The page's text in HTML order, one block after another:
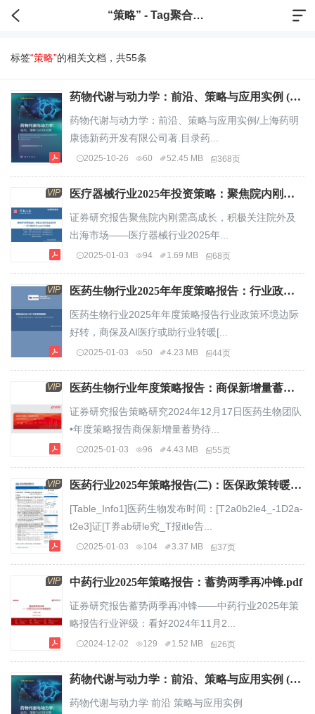
“策略” - Tag聚合标签
标签“策略”的相关文档，共55条
药物代谢与动力学：前沿、策略与应用实例 (上海药明康德新药开发有限公司) (Z-Library).pdf
药物代谢与动力学：前沿、策略与应用实例/上海药明
康德新药开发有限公司著.目录药...
2025-10-26 60 52.45 MB 368页
VIP 医疗器械行业2025年投资策略：聚焦院内刚需高成长，积极关注院外及出海市场.pdf
证券研究报告聚焦院内刚需高成长，积极关注院外及
出海市场——医疗器械行业2025年...
2025-01-03 94 1.69 MB 68页
VIP 医药生物行业2025年年度策略报告：行业政策环境边际好转，商保及AI医疗或助行业转暖.pdf
医药生物行业2025年年度策略报告行业政策环境边际
好转，商保及AI医疗或助行业转暖[...
2025-01-03 50 4.23 MB 44页
VIP 医药生物行业年度策略报告：商保新增量蓄势待发，AI引领新一轮医疗革命.pdf
证券研究报告策略研究2024年12月17日医药生物团队
•年度策略报告商保新增量蓄势待...
2025-01-03 96 4.43 MB 55页
VIP 医药行业2025年策略报告(二)：医保政策转暖，把握顺周期下的医疗服务投资机会.pdf
[Table_Info1]医药生物发布时间：[T2a0b2le4_-1D2a-
t2e3]证[T券ab研le究_T报itle告...
2025-01-03 104 3.37 MB 37页
VIP 中药行业2025年策略报告：蓄势两季再冲锋.pdf
证券研究报告蓄势两季再冲锋——中药行业2025年策
略报告行业评级：看好2024年11月2...
2024-12-02 129 1.52 MB 26页
药物代谢与动力学：前沿、策略与应用实例 (上海药明康德新药开发有限公司) (Z-Library).pdf
药物代谢与动力学 前沿 策略与应用实例